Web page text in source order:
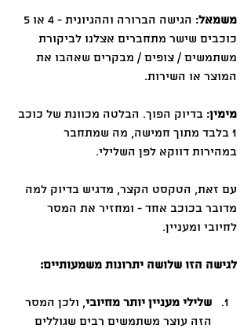
משמאל
כוכבים שישר מתחברים אצלנו לביקורת
משתמשים / צופים / מבקרים שאהבו את
המוצר או השירות.
מימין: בדיוק הפוך. הבלטה מכוונת של כוכב
1 בלבד מתוך חמישה, מה שמתחבר
במהירות דווקא לפן השלילי.
עם זאת, הטקסט הקצר, מדגיש בדיוק למה
מדובר בכוכב אחד - ומחזיר את המסר
לחיובי ומעניין.
לגישה הזו שלושה יתרונות משמעותיים:
שלילי מעניין יותר מחיובי, ולכן המסר
הזה עוצר משתמשים רבים שגוללים